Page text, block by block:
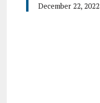
December 22, 2022